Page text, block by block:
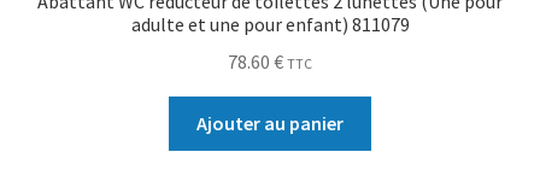
adulte et une pour enfant) 811079
78.60 € TTC
Ajouter au panier